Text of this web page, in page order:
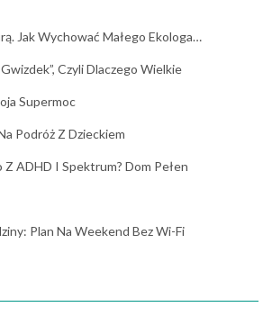
Jak Wychować Małego Ekologa…
Czyli Dlaczego Wielkie
Supermoc
Podróż Z Dzieckiem
Z ADHD I Spektrum? Dom Pełen
Plan Na Weekend Bez Wi-Fi